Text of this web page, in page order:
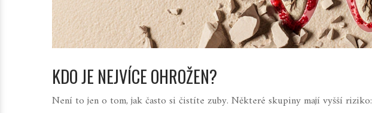
KDO JE NEJVÍCE OHROŽEN?
Není to jen o tom, jak často si čistíte zuby. Některé skupiny mají vyšší riziko: